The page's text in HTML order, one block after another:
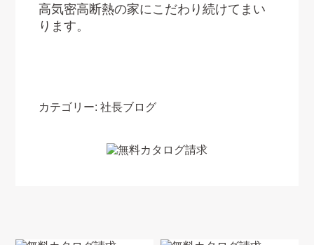
高気密高断熱の家にこだわり続けてまい
ります。
カテゴリー: 社長ブログ